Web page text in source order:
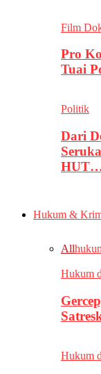
Film
Pro
Tuai
Politik
Dari
Hukum &
All
Hukum
Hukum